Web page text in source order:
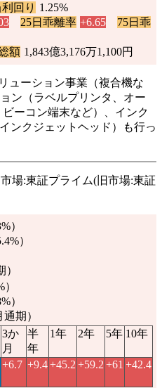
回り 1.25%
25日乖離率 +6.65
75日乖
額 1,843億3,176万1,100円
ューション事業（複合機な
ン（ラベルプリンタ、オー
ーコン端末など）、インク
ンクジェットヘッド）も行っ
場:東証プライム(旧市場:東証
）
）
）
）
期）
3か
月
半
年
1年 2年 5年 10年
+6.7 +9.4+45.2 +59.2 +61 +42.4